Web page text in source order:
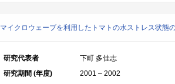
マイクロウェーブを利用したトマトの水ストレス状態
研究代表者
下町 多佳志
研究期間 (年度)
2001 – 2002